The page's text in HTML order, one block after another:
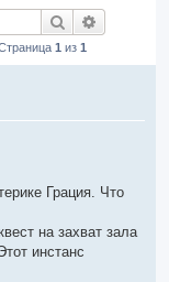
Поиск
1 из 1
Грация. Что
на захват зала
инстанс